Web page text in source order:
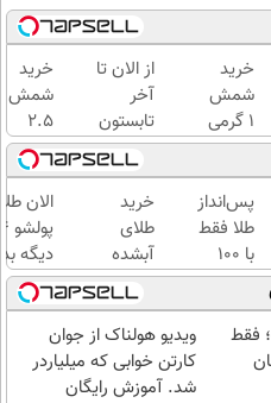
خرید
شمش
1 گرمی
از
طلاسی
از الان تا
آخر
تابستون
حداقل
12کیلو
چربی
میسوزونی
🧨
خرید
شمش
2.5
گرمی
از
طلاسی
😍
پس‌انداز
طلا فقط
با ۱۰۰
هزارتومان
(امن و
راحت)
خرید
طلای
آبشده
حتی با
۱۰۰هزارتومان
الان
دیگه
طلا با
بی‌بهره
فقط
ویدیو هولناک از جوان
کارتن خوابی که میلیاردر
شد. آموزش رایگان